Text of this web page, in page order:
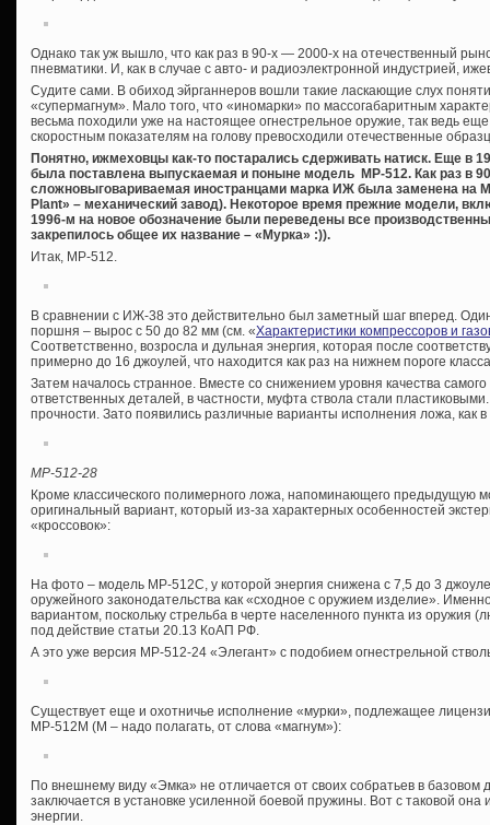
Однако так уж вышло, что как раз в 90-х — 2000-х на отечественный
пневматики. И, как в случае с авто- и радиоэлектронной индустрией,
Судите сами. В обиход эйрганнеров вошли такие ласкающие слух
«супермагнум». Мало того, что «иномарки» по массогабаритным
весьма походили уже на настоящее огнестрельное оружие, так ведь
скоростным показателям на голову превосходили отечественные
Понятно, ижмеховцы как-то постарались сдерживать натиск. Еще в
была поставлена выпускаемая и поныне модель МР-512. Как раз в
сложновыговариваемая иностранцами марка ИЖ была заменена на
Plant» – механический завод). Некоторое время прежние модели,
1996-м на новое обозначение были переведены все
закрепилось общее их название – «Мурка» :)).
Итак, МР-512.
В сравнении с ИЖ-38 это действительно был заметный шаг вперед.
поршня – вырос с 50 до 82 мм (см. «Характеристики компрессоров и
Соответственно, возросла и дульная энергия, которая после
примерно до 16 джоулей, что находится как раз на нижнем пороге
Затем началось странное. Вместе со снижением уровня качества
ответственных деталей, в частности, муфта ствола стали
прочности. Зато появились различные варианты исполнения ложа, как
МР-512-28
Кроме классического полимерного ложа, напоминающего предыдущую
оригинальный вариант, который из-за характерных особенностей
«кроссовок»:
На фото – модель МР-512С, у которой энергия снижена с 7,5 до 3
оружейного законодательства как «сходное с оружием изделие».
вариантом, поскольку стрельба в черте населенного пункта из оружия
под действие статьи 20.13 КоАП РФ.
А это уже версия МР-512-24 «Элегант» с подобием огнестрельной
Существует еще и охотничье исполнение «мурки», подлежащее
МР-512М (М – надо полагать, от слова «магнум»):
По внешнему виду «Эмка» не отличается от своих собратьев в базовом
заключается в установке усиленной боевой пружины. Вот с таковой
энергии.